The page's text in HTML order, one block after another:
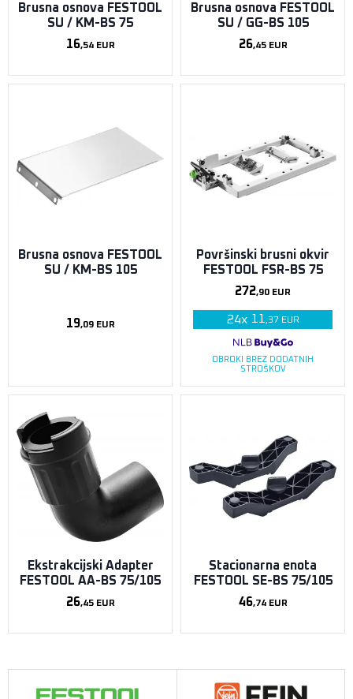
Brusna osnova FESTOOL
SU / KM-BS 75
16,54EUR
Brusna osnova FESTOOL
SU / GG-BS 105
26,45EUR
Brusna osnova FESTOOL
SU / KM-BS 105
19,09EUR
Površinski brusni okvir
FESTOOL FSR-BS 75
272,90 EUR
24x 11 ,37 EUR
OBROKI BREZ DODATNIH
STROŠKOV
Ekstrakcijski Adapter
FESTOOL AA-BS 75/105
26,45EUR
Stacionarna enota
FESTOOL SE-BS 75/105
46,74EUR